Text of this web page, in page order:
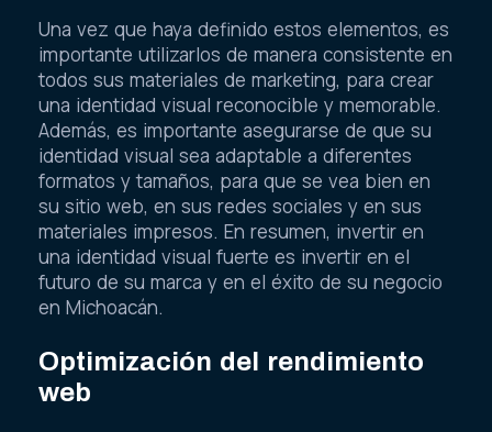
Una vez que haya definido estos elementos, es
importante utilizarlos de manera consistente en
todos sus materiales de marketing, para crear
una identidad visual reconocible y memorable.
Además, es importante asegurarse de que su
identidad visual sea adaptable a diferentes
formatos y tamaños, para que se vea bien en
su sitio web, en sus redes sociales y en sus
materiales impresos. En resumen, invertir en
una identidad visual fuerte es invertir en el
futuro de su marca y en el éxito de su negocio
en Michoacán.
Optimización del rendimiento
web